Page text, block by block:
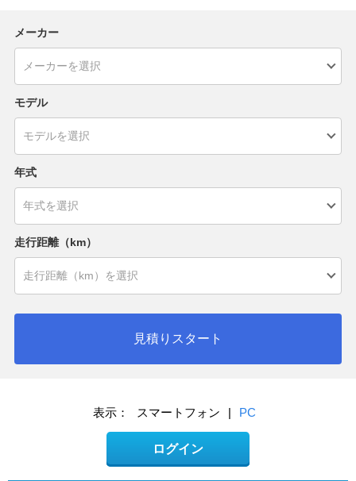
メーカー
モデル
年式
走行距離（km）
見積りスタート
表示： スマートフォン | PC
ログイン